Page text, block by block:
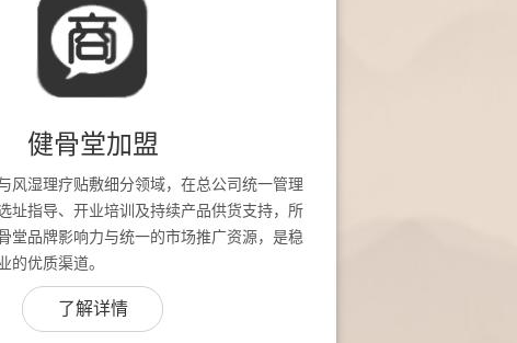
健骨堂加盟
风湿理疗贴敷细分领域，在总公司统一管理
址指导、开业培训及持续产品供货支持，所
堂品牌影响力与统一的市场推广资源，是稳
的优质渠道。
了解详情